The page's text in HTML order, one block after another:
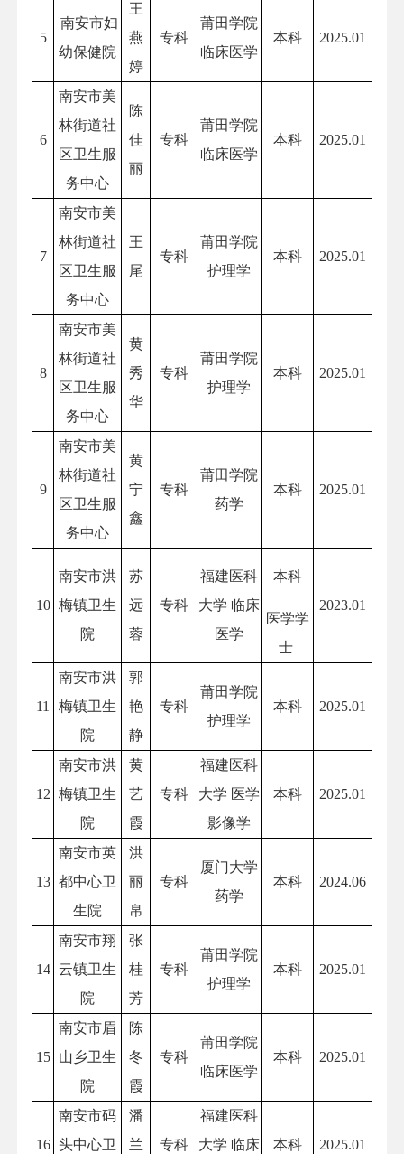
5
南安市妇
幼保健院
王
燕
婷
专科
莆田学院
临床医学
本科 2025.01
6
南安市美
林街道社
区卫生服
务中心
陈
佳
丽
专科
莆田学院
临床医学
本科 2025.01
7
南安市美
林街道社
区卫生服
务中心
王
尾
专科
莆田学院
护理学
本科 2025.01
8
南安市美
林街道社
区卫生服
务中心
黄
秀
华
专科
莆田学院
护理学
本科 2025.01
9
南安市美
林街道社
区卫生服
务中心
黄
宁
鑫
专科
莆田学院
药学
本科 2025.01
10
南安市洪
梅镇卫生
院
苏
远
蓉
专科
福建医科
大学 临床
医学
本科
医学学
士
2023.01
11
南安市洪
梅镇卫生
院
郭
艳
静
专科
莆田学院
护理学
本科 2025.01
12
南安市洪
梅镇卫生
院
黄
艺
霞
专科
福建医科
大学 医学
影像学
本科 2025.01
13
南安市英
都中心卫
生院
洪
丽
帛
专科
厦门大学
药学
本科 2024.06
14
南安市翔
云镇卫生
院
张
桂
芳
专科
莆田学院
护理学
本科 2025.01
15
南安市眉
山乡卫生
院
陈
冬
霞
专科
莆田学院
临床医学
本科 2025.01
16
南安市码
头中心卫
潘
兰
专科
福建医科
大学 临床
本科 2025.01